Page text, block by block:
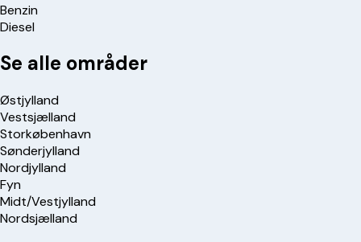
Benzin
Diesel
Se alle områder
Østjylland
Vestsjælland
Storkøbenhavn
Sønderjylland
Nordjylland
Fyn
Midt/Vestjylland
Nordsjælland